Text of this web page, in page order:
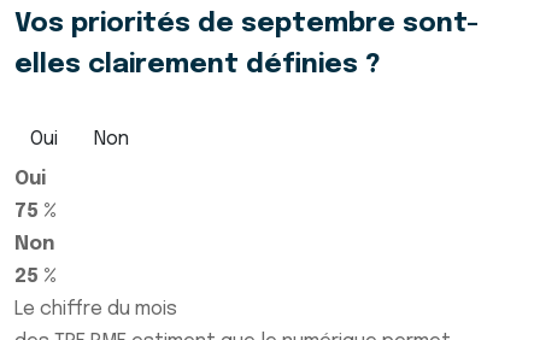
Vos priorités de septembre sont-
elles clairement définies ?
Oui
Non
Oui
75 %
Non
25 %
Le chiffre du mois